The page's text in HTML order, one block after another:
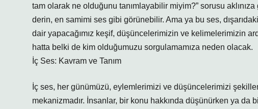
tam olarak ne olduğunu tanımlayabilir miyim?” sorusu
derin, en samimi ses gibi görünebilir. Ama ya bu ses,
dair yapacağımız keşif, düşüncelerimizin ve kelimelerimizin
hatta belki de kim olduğumuzu sorgulamamıza neden olacak.
İç Ses: Kavram ve Tanım
İç ses, her günümüzü, eylemlerimizi ve düşüncelerimizi
mekanizmadır. İnsanlar, bir konu hakkında düşünürken ya da